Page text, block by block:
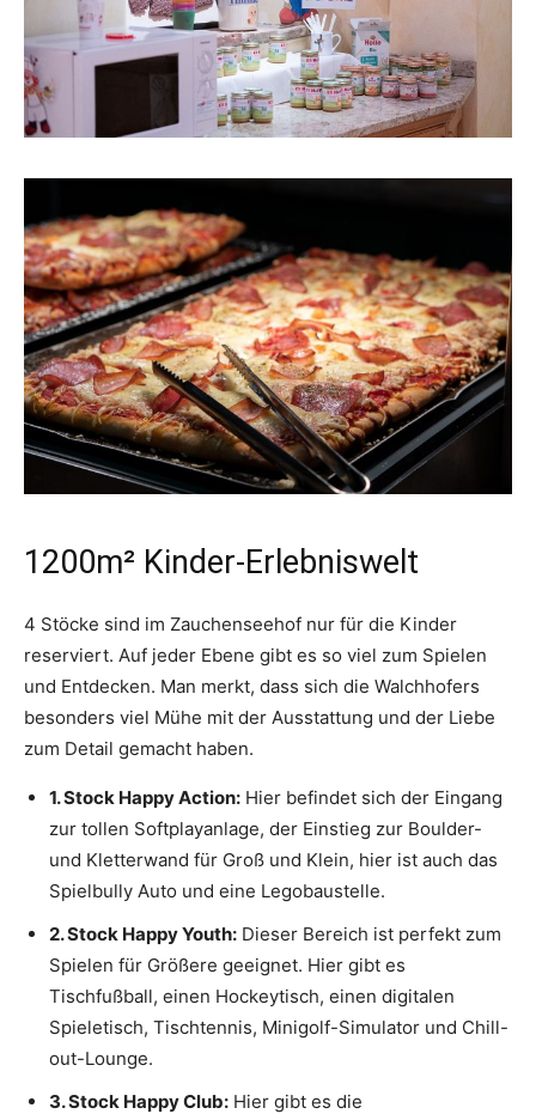
1200m² Kinder-Erlebniswelt
4 Stöcke sind im Zauchenseehof nur für die Kinder
reserviert. Auf jeder Ebene gibt es so viel zum Spielen
und Entdecken. Man merkt, dass sich die Walchhofers
besonders viel Mühe mit der Ausstattung und der Liebe
zum Detail gemacht haben.
1. Stock Happy Action: Hier befindet sich der Eingang
zur tollen Softplayanlage, der Einstieg zur Boulder-
und Kletterwand für Groß und Klein, hier ist auch das
Spielbully Auto und eine Legobaustelle.
2. Stock Happy Youth: Dieser Bereich ist perfekt zum
Spielen für Größere geeignet. Hier gibt es
Tischfußball, einen Hockeytisch, einen digitalen
Spieletisch, Tischtennis, Minigolf-Simulator und Chill-
out-Lounge.
3. Stock Happy Club: Hier gibt es die